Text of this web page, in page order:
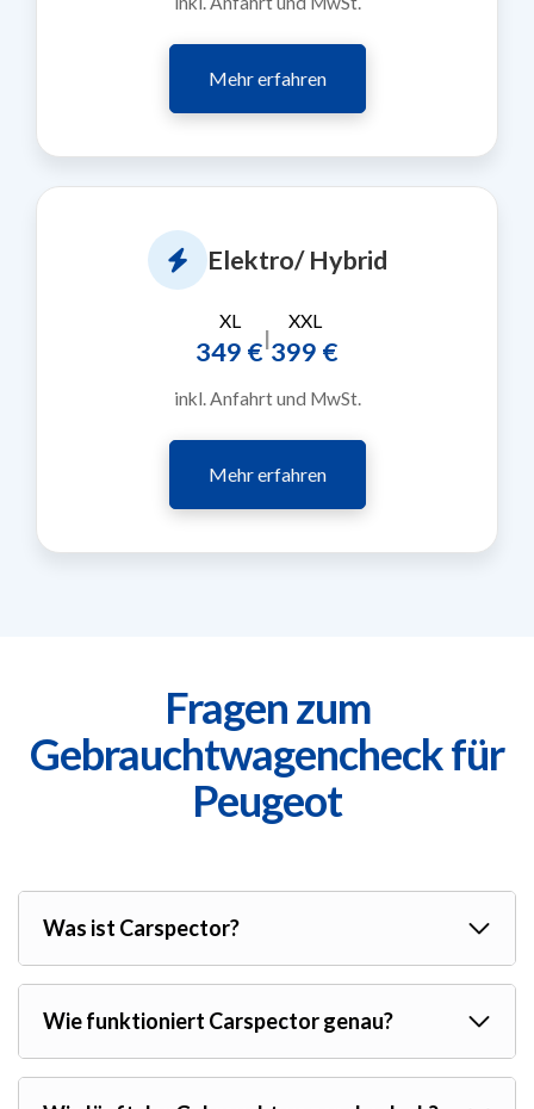
Mehr erfahren
Elektro/ Hybrid
XL
349 €|
XXL
399 €
inkl. Anfahrt und MwSt.
Mehr erfahren
Fragen zum
Gebrauchtwagencheck für
Peugeot
Was ist Carspector?
Wie funktioniert Carspector genau?